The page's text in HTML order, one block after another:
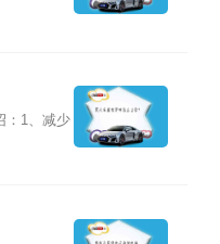
：1、减少